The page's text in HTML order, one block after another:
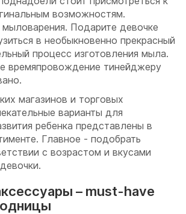
возможностям.
Подарите девочке
в необыкновенно прекрасный
процесс изготовления мыла.
времяпровождение тинейджеру
магазинов и торговых
варианты для
ребенка представлены в
Главное - подобрать
с возрастом и вкусами
– must-have